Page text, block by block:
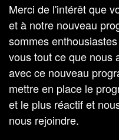
Merci de l'intérêt que
et à notre nouveau
sommes
vous tout ce que nous
avec ce nouveau
mettre en place le
et le plus réactif et
nous rejoindre.